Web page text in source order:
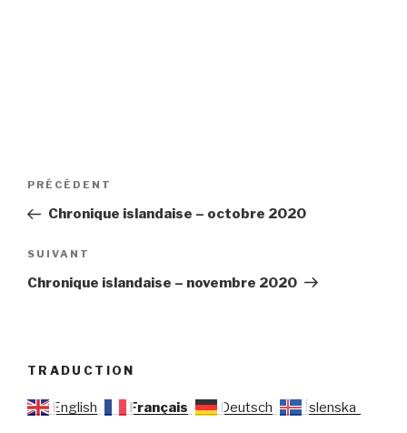
Navigation
l’article
Article
précédent
PRÉCÉDENT
Chronique islandaise – octobre 2020
Article
suivant
SUIVANT
Chronique islandaise – novembre 2020
TRADUCTION
English Français Deutsch Íslenska